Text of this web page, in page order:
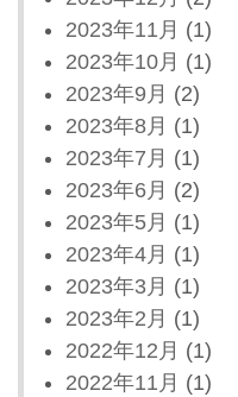
2023年11月 (1)
2023年10月 (1)
2023年9月 (2)
2023年8月 (1)
2023年7月 (1)
2023年6月 (2)
2023年5月 (1)
2023年4月 (1)
2023年3月 (1)
2023年2月 (1)
2022年12月 (1)
2022年11月 (1)